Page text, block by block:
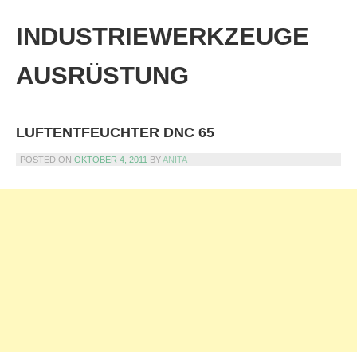
content
INDUSTRIEWERKZEUGE
AUSRÜSTUNG
LUFTENTFEUCHTER DNC 65
POSTED ON OKTOBER 4, 2011 BYANITA